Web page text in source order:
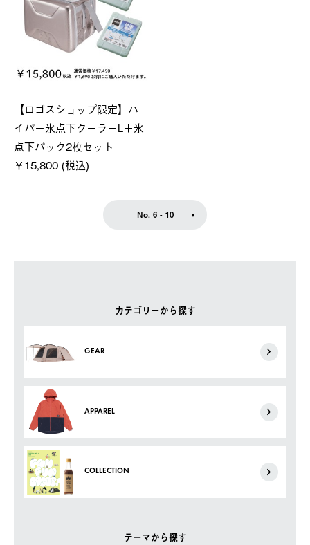
カテゴリーから探す
GEAR
APPAREL
COLLECTION
テーマから探す
【ロゴスショップ限定】ハ
イパー氷点下クーラーL＋氷
点下パック2枚セット
￥15,800 (税込)
No. 6 - 10